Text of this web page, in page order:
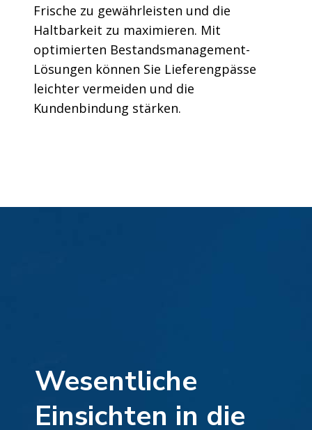
Frische zu gewährleisten und die
Haltbarkeit zu maximieren. Mit
optimierten Bestandsmanagement-
Lösungen können Sie Lieferengpässe
leichter vermeiden und die
Kundenbindung stärken.
Wesentliche
Einsichten in die